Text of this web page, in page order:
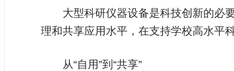
大型科研仪器设备是科技创新的必
理和共享应用水平，在支持学校高水平
从“自用”到“共享”